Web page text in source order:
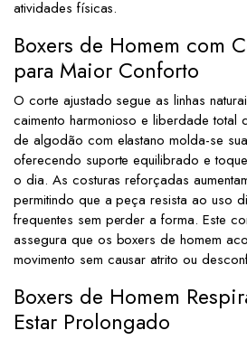
atividades físicas.
Boxers de Homem com
para Maior Conforto
O corte ajustado segue as linhas
caimento harmonioso e liberdade total
de algodão com elastano molda-se
oferecendo suporte equilibrado e
o dia. As costuras reforçadas
permitindo que a peça resista ao uso
frequentes sem perder a forma. Este
assegura que os boxers de homem
movimento sem causar atrito ou
Boxers de Homem
Estar Prolongado